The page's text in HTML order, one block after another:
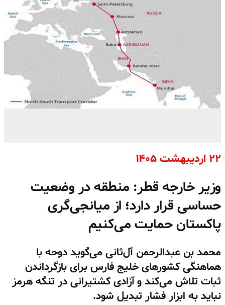
۲۲ اردیبهشت ۱۴۰۵
وزیر خارجه قطر: منطقه در وضعیت
حساسی قرار دارد؛ از میانجی‌گری
پاکستان حمایت می‌کنیم
محمد بن عبدالرحمن آل‌ثانی می‌گوید دوحه با
هماهنگی کشورهای خلیج فارس برای بازگرداندن
ثبات تلاش می‌کند و آزادی کشتیرانی در تنگه هرمز
نباید به ابزار فشار تبدیل شود.